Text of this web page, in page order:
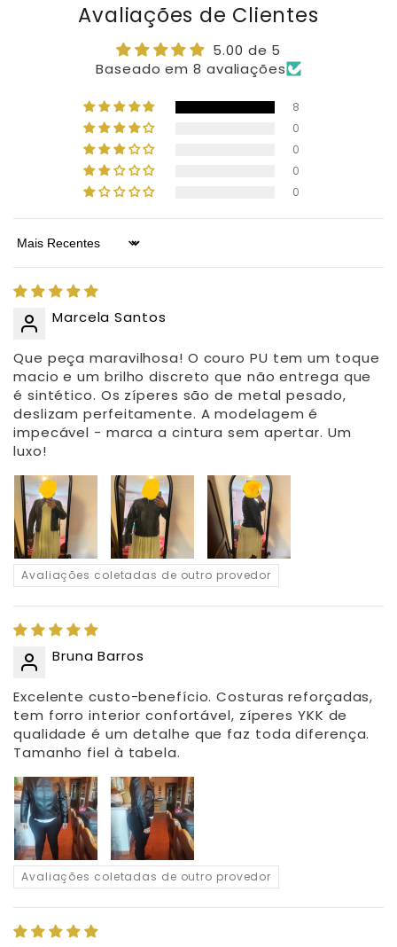
Avaliações de Clientes
5.00 de 5
Baseado em 8 avaliações
8
0
0
0
0
Sort by
Marcela Santos
Que peça maravilhosa! O couro PU tem um toque
macio e um brilho discreto que não entrega que
é sintético. Os zíperes são de metal pesado,
deslizam perfeitamente. A modelagem é
impecável - marca a cintura sem apertar. Um
luxo!
Avaliações coletadas de outro provedor
Bruna Barros
Excelente custo-benefício. Costuras reforçadas,
tem forro interior confortável, zíperes YKK de
qualidade é um detalhe que faz toda diferença.
Tamanho fiel à tabela.
Avaliações coletadas de outro provedor